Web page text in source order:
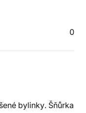
0
bylinky. Šňůrka